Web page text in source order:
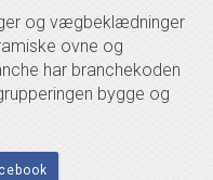
og vægbeklædninger
ovne og
har branchekoden
bygge og